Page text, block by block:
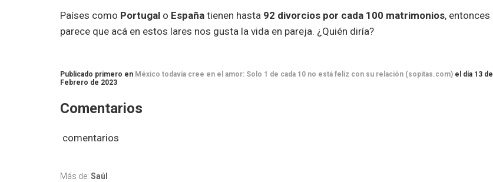
Países como Portugal o España tienen hasta 92 divorcios por cada 100 matrimonios, entonces
parece que acá en estos lares nos gusta la vida en pareja. ¿Quién diría?
Publicado primero en México todavía cree en el amor: Solo 1 de cada 10 no está feliz con su relación (sopitas.com) el día 13 de
Febrero de 2023
Comentarios
comentarios
Más de: Saúl